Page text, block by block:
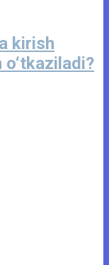
kirish